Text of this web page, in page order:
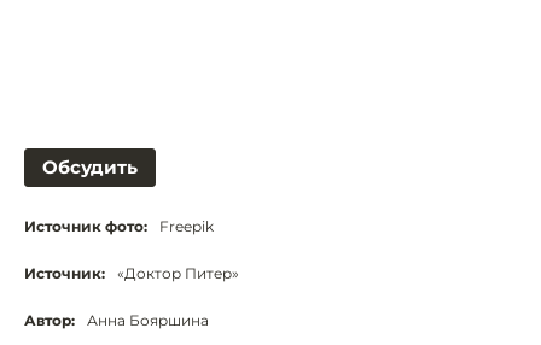
Обсудить
Источник фото: Freepik
Источник: «Доктор Питер»
Автор: Анна Бояршина